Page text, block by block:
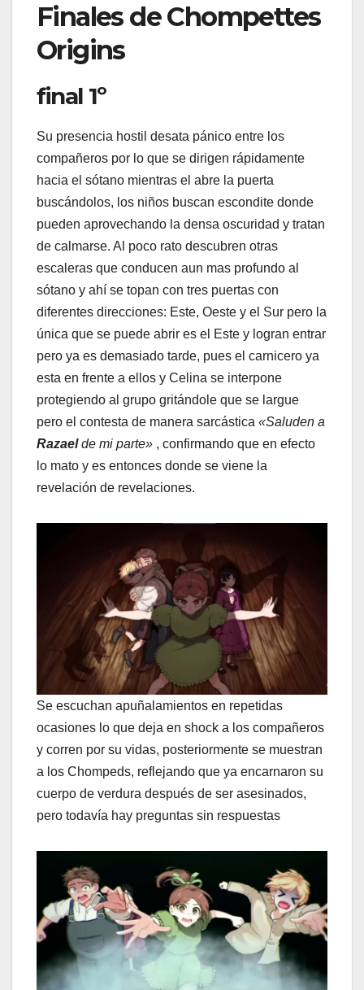
Finales de Chompettes
Origins
final 1º
Su presencia hostil desata pánico entre los
compañeros por lo que se dirigen rápidamente
hacia el sótano mientras el abre la puerta
buscándolos, los niños buscan escondite donde
pueden aprovechando la densa oscuridad y tratan
de calmarse. Al poco rato descubren otras
escaleras que conducen aun mas profundo al
sótano y ahí se topan con tres puertas con
diferentes direcciones: Este, Oeste y el Sur pero la
única que se puede abrir es el Este y logran entrar
pero ya es demasiado tarde, pues el carnicero ya
esta en frente a ellos y Celina se interpone
protegiendo al grupo gritándole que se largue
pero el contesta de manera sarcástica «Saluden a
Razaelde mi parte» , confirmando que en efecto
lo mato y es entonces donde se viene la
revelación de revelaciones.
Se escuchan apuñalamientos en repetidas
ocasiones lo que deja en shock a los compañeros
y corren por su vidas, posteriormente se muestran
a los Chompeds, reflejando que ya encarnaron su
cuerpo de verdura después de ser asesinados,
pero todavía hay preguntas sin respuestas